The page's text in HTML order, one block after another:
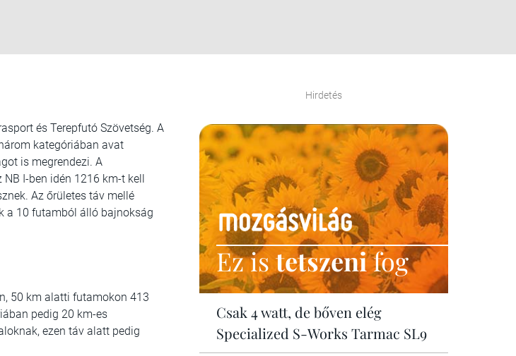
és Terepfutó Szövetség. A
kategóriában avat
is megrendezi. A
I-ben idén 1216 km-t kell
Az őrületes táv mellé
a 10 futamból álló bajnokság
50 km alatti futamokon 413
pedig 20 km-es
ezen táv alatt pedig
Hirdetés
Ez istetszenifog
Csak 4 watt, de bőven elég
Specialized S-Works Tarmac SL9